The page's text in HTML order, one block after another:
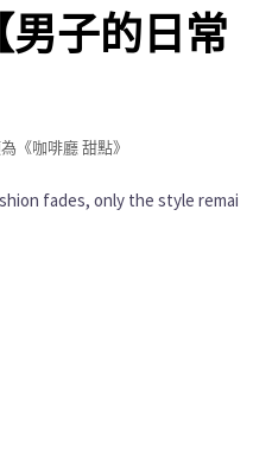
男子的日常
《咖啡廳 甜點》
fades, only the style remai